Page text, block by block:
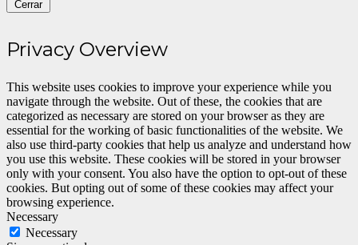
Cerrar
Privacy Overview
This website uses cookies to improve your experience while you
navigate through the website. Out of these, the cookies that are
categorized as necessary are stored on your browser as they are
essential for the working of basic functionalities of the website. We
also use third-party cookies that help us analyze and understand how
you use this website. These cookies will be stored in your browser
only with your consent. You also have the option to opt-out of these
cookies. But opting out of some of these cookies may affect your
browsing experience.
Necessary
Necessary